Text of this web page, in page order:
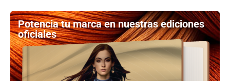
Potencia tu marca en nuestras ediciones
oficiales